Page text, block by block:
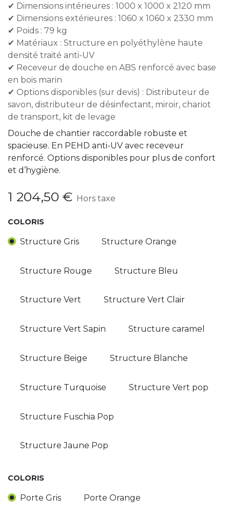
✔ Dimensions intérieures : 1000 x 1000 x 2120 mm
✔ Dimensions extérieures : 1060 x 1060 x 2330 mm
✔ Poids : 79 kg
✔ Matériaux : Structure en polyéthylène haute
densité traité anti-UV
✔ Receveur de douche en ABS renforcé avec base
en bois marin
✔ Options disponibles (sur devis) : Distributeur de
savon, distributeur de désinfectant, miroir, chariot
de transport, kit de levage
Douche de chantier raccordable robuste et
spacieuse. En PEHD anti-UV avec receveur
renforcé. Options disponibles pour plus de confort
et d’hygiène.
1 204,50 € Hors taxe
COLORIS
Structure Gris Structure Orange
Structure Rouge Structure Bleu
Structure Vert Structure Vert Clair
Structure Vert Sapin Structure caramel
Structure Beige Structure Blanche
Structure Turquoise Structure Vert pop
Structure Fuschia Pop
Structure Jaune Pop
COLORIS
Porte Gris Porte Orange